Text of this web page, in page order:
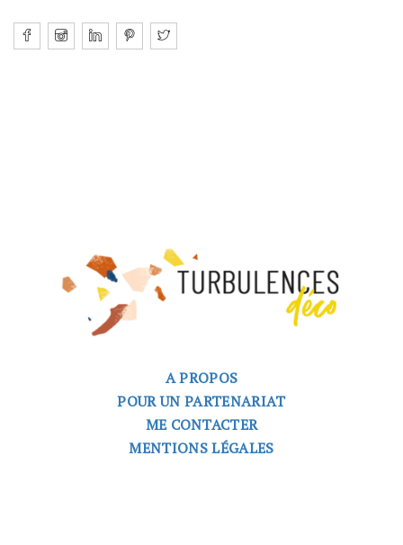
A PROPOS
POUR UN PARTENARIAT
ME CONTACTER
MENTIONS LÉGALES